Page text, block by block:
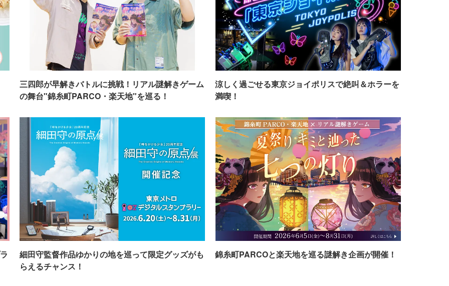
三四郎が早解きバトルに挑戦！リアル謎解きゲーム
の舞台"錦糸町PARCO・楽天地"を巡る！
涼しく過ごせる東京ジョイポリスで絶叫＆ホラーを
満喫！
細田守監督作品ゆかりの地を巡って限定グッズがも
らえるチャンス！
錦糸町PARCOと楽天地を巡る謎解き企画が開催！